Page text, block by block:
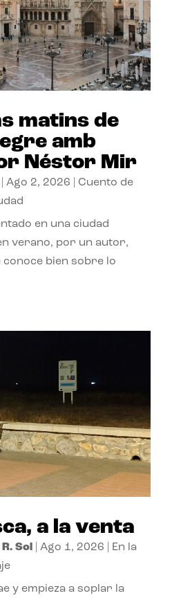
matins de
amb
Néstor Mir
Ago 2, 2026
Cuento de
en una ciudad
verano, por un autor,
conoce bien sobre lo
a la venta
Sol| Ago 1, 2026
En la
y empieza a soplar la